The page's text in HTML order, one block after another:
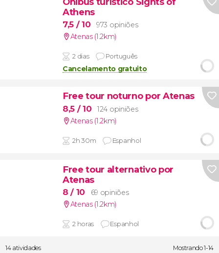
Athens
7,5 / 10
973 opiniões
Atenas (1.2km)
2 dias Português
Cancelamento gratuito
Free tour noturno por Atenas
8,5 / 10
124 opiniões
Atenas (1.2km)
2h 30m Espanhol
Free tour alternativo por
Atenas
8/ 10
69 opiniões
Atenas (1.2km)
2 horas Espanhol
14 atividades Mostrando 1-14